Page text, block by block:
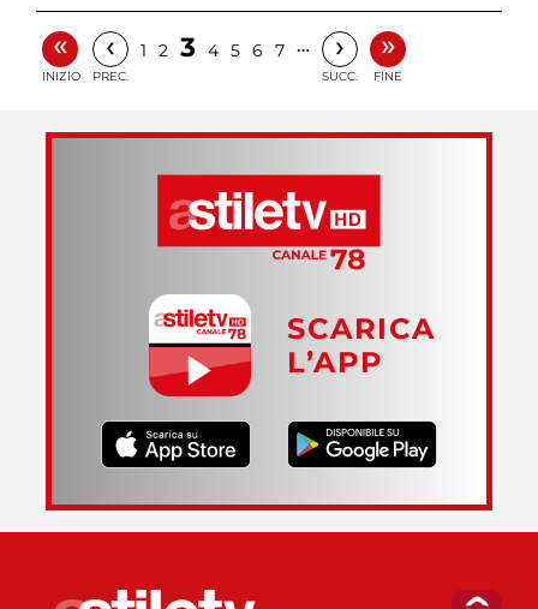
«
INIZIO
‹
PREC.
1 2 3 4 5 6 7 … ›
SUCC.
»
FINE
SCARICA
L’APP